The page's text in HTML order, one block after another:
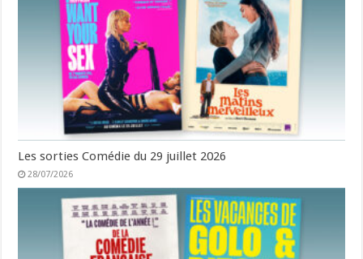
Les sorties Comédie du 29 juillet 2026
28/07/2026